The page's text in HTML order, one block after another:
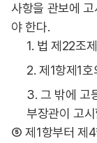
사항을 관보에
야 한다.
1. 법 제22조
2. 제1항제1
3. 그 밖에 고
부장관이 고
⑤ 제1항부터 제4